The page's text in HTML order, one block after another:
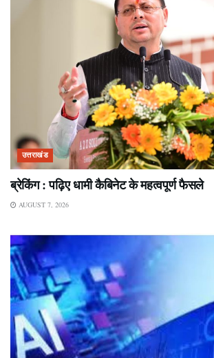
उत्तराखंड
ब्रेकिंग : पढ़िए धामी कैबिनेट के महत्वपूर्ण फैसले
AUGUST 7, 2026